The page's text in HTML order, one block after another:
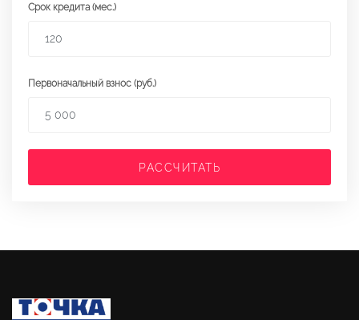
Срок кредита (мес.)
Первоначальный взнос (руб.)
РАССЧИТАТЬ